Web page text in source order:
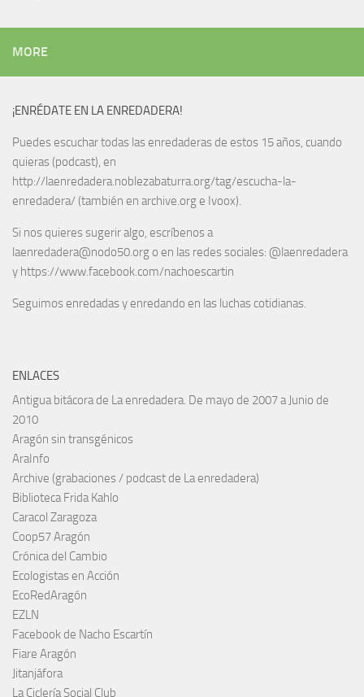
MORE
¡ENRÉDATE EN LA ENREDADERA!
Puedes escuchar todas las enredaderas de estos 15 años, cuando
quieras (podcast), en
http://laenredadera.noblezabaturra.org/tag/escucha-la-
enredadera/ (también en archive.org e Ivoox).
Si nos quieres sugerir algo, escríbenos a
laenredadera@nodo50.org o en las redes sociales: @laenredadera
y https://www.facebook.com/nachoescartin
Seguimos enredadas y enredando en las luchas cotidianas.
ENLACES
Antigua bitácora de La enredadera. De mayo de 2007 a Junio de
2010
Aragón sin transgénicos
AraInfo
Archive (grabaciones / podcast de La enredadera)
Biblioteca Frida Kahlo
Caracol Zaragoza
Coop57 Aragón
Crónica del Cambio
Ecologistas en Acción
EcoRedAragón
EZLN
Facebook de Nacho Escartín
Fiare Aragón
Jitanjáfora
La Ciclería Social Club